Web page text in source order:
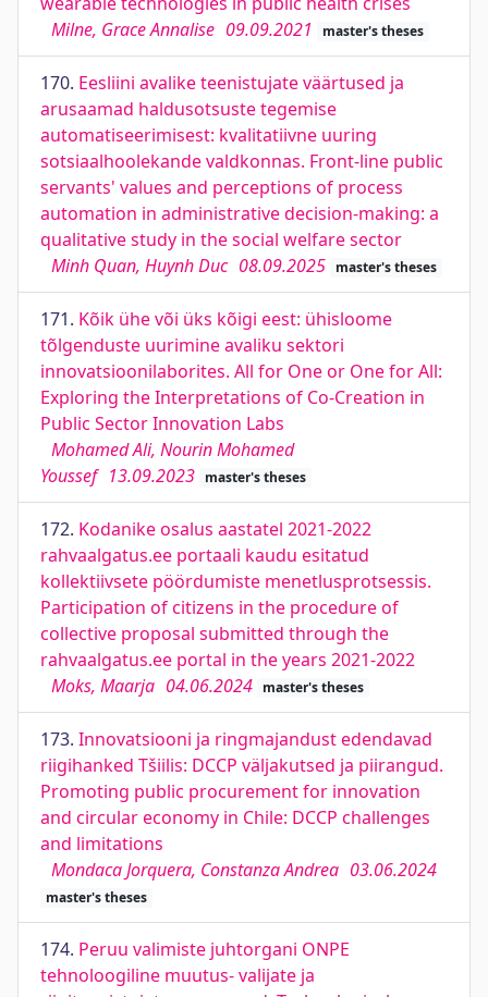
Milne, Grace Annalise 09.09.2021 master's theses
170. Eesliini avalike teenistujate väärtused ja
arusaamad haldusotsuste tegemise
automatiseerimisest: kvalitatiivne uuring
sotsiaalhoolekande valdkonnas. Front-line public
servants' values and perceptions of process
automation in administrative decision-making: a
qualitative study in the social welfare sector
Minh Quan, Huynh Duc 08.09.2025 master's theses
171. Kõik ühe või üks kõigi eest: ühisloome
tõlgenduste uurimine avaliku sektori
innovatsioonilaborites. All for One or One for All:
Exploring the Interpretations of Co-Creation in
Public Sector Innovation Labs
Mohamed Ali, Nourin Mohamed
Youssef 13.09.2023 master's theses
172. Kodanike osalus aastatel 2021-2022
rahvaalgatus.ee portaali kaudu esitatud
kollektiivsete pöördumiste menetlusprotsessis.
Participation of citizens in the procedure of
collective proposal submitted through the
rahvaalgatus.ee portal in the years 2021-2022
Moks, Maarja 04.06.2024 master's theses
173. Innovatsiooni ja ringmajandust edendavad
riigihanked Tšiilis: DCCP väljakutsed ja piirangud.
Promoting public procurement for innovation
and circular economy in Chile: DCCP challenges
and limitations
Mondaca Jorquera, Constanza Andrea 03.06.2024
master's theses
174. Peruu valimiste juhtorgani ONPE
tehnoloogiline muutus- valijate ja